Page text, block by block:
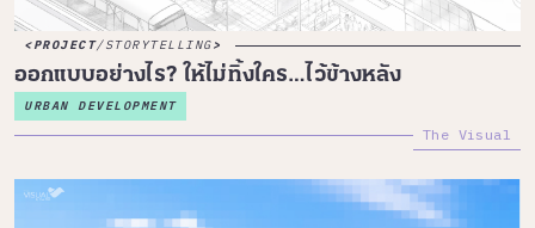
PROJECT/STORYTELLING
ออกแบบอย่างไร? ให้ไม่ทิ้งใคร…ไว้ข้างหลัง
URBAN DEVELOPMENT
The Visual